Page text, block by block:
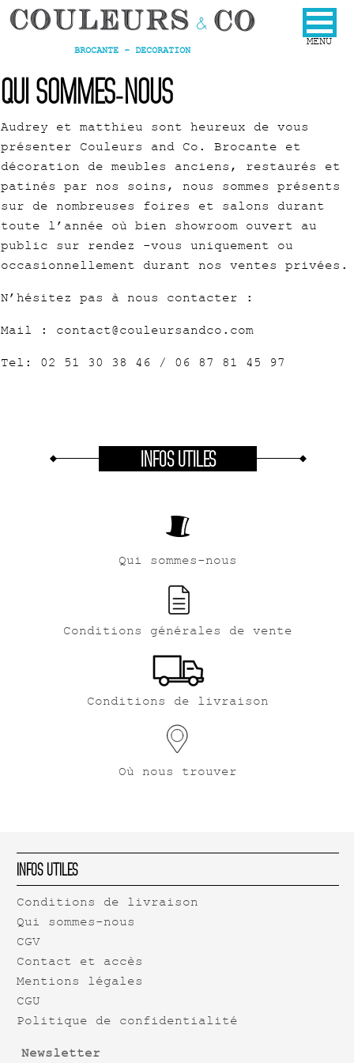
BROCANTE - DECORATION
Qui sommes-nous
Audrey et matthieu sont heureux de vous
présenter Couleurs and Co. Brocante et
décoration de meubles anciens, restaurés et
patinés par nos soins, nous sommes présents
sur de nombreuses foires et salons durant
toute l’année où bien showroom ouvert au
public sur rendez -vous uniquement ou
occasionnellement durant nos ventes privées.
N’hésitez pas à nous contacter :
Mail : contact@couleursandco.com
Tel: 02 51 30 38 46 / 06 87 81 45 97
INFOS UTILES
Qui sommes-nous
Conditions générales de vente
Conditions de livraison
Où nous trouver
Infos Utiles
Conditions de livraison
Qui sommes-nous
CGV
Contact et accès
Mentions légales
CGU
Politique de confidentialité
Newsletter